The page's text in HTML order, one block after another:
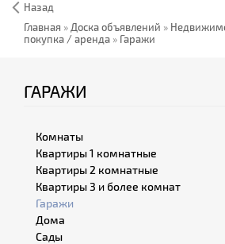
Назад
Главная » Доска объявлений »
покупка / аренда » Гаражи
ГАРАЖИ
Комнаты
Квартиры 1 комнатные
Квартиры 2 комнатные
Квартиры 3 и более комнат
Гаражи
Дома
Сады